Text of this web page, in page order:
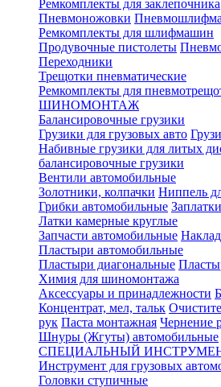
Ремкомплекты для заклепочника
Пневмоножовки
Ремкомплекты для шлифмашин
Продувочные пистолеты
Переходники
Трещотки пневматические
Ремкомплекты для
ШИНОМОНТАЖ
Балансировочные грузики
Грузики для грузовых авто
Набивные грузики для литых
балансировочные грузики
Вентили автомобильные
Золотники, колпачки Ниппель
Грибки автомобильные
Латки камерные круглые
Запчасти автомобильные
Пластыри автомобильные
Пластыри диагональные
Химия для шиномонтажа
Аксессуары и принадлежности
Концентрат, мел, тальк
рук Паста монтажная Чернение
Шнуры (Жгуты) автомобильные
СПЕЦИАЛЬНЫЙ
Инструмент для грузовых
Головки ступичные